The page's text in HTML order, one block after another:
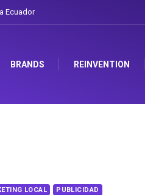
en Corporación Favorita
BRANDS REINVENTION
LOCAL PUBLICIDAD